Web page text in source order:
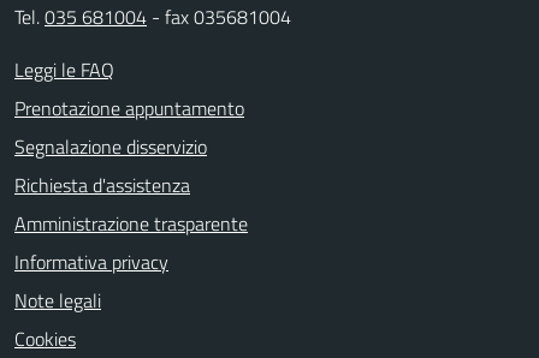
Tel.035 681004 - fax 035681004
Leggi le FAQ
Prenotazione appuntamento
Segnalazione disservizio
Richiesta d'assistenza
Amministrazione trasparente
Informativa privacy
Note legali
Cookies